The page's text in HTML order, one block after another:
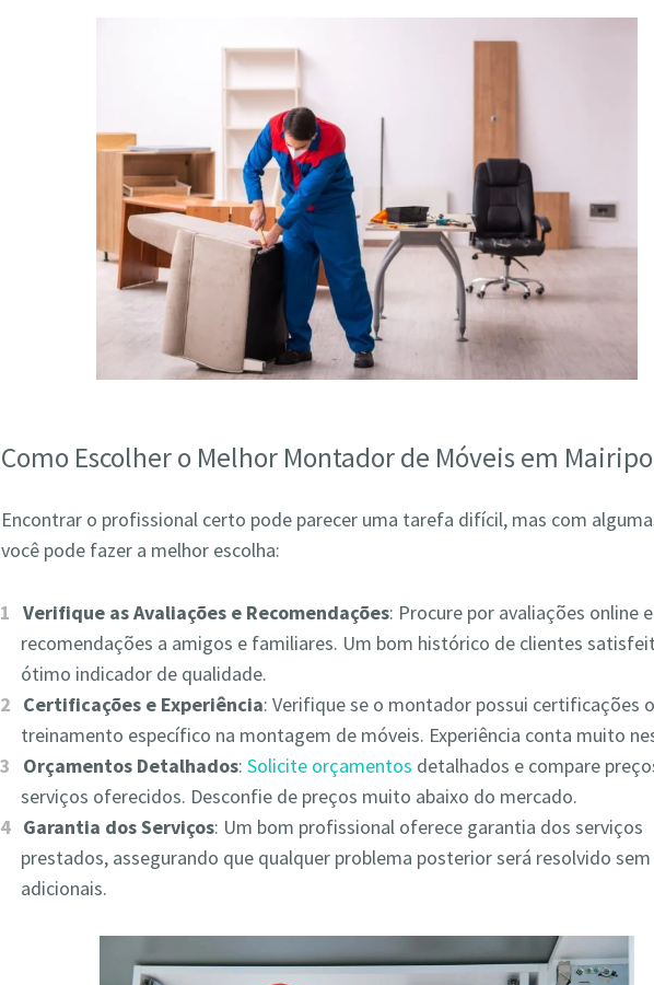
Como Escolher o Melhor Montador de Móveis em
Encontrar o profissional certo pode parecer uma tarefa difícil, mas com
você pode fazer a melhor escolha:
Verifique as Avaliações e Recomendações: Procure por avaliações online
recomendações a amigos e familiares. Um bom histórico de clientes
ótimo indicador de qualidade.
Certificações e Experiência: Verifique se o montador possui certificações
treinamento específico na montagem de móveis. Experiência conta muito
Orçamentos Detalhados:Solicite orçamentos detalhados e compare
serviços oferecidos. Desconfie de preços muito abaixo do mercado.
Garantia dos Serviços: Um bom profissional oferece garantia dos serviços
prestados, assegurando que qualquer problema posterior será resolvido
adicionais.